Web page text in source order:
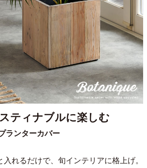
ティナブルに楽しむ
ランターカバー
れるだけで、旬インテリアに格上げ。